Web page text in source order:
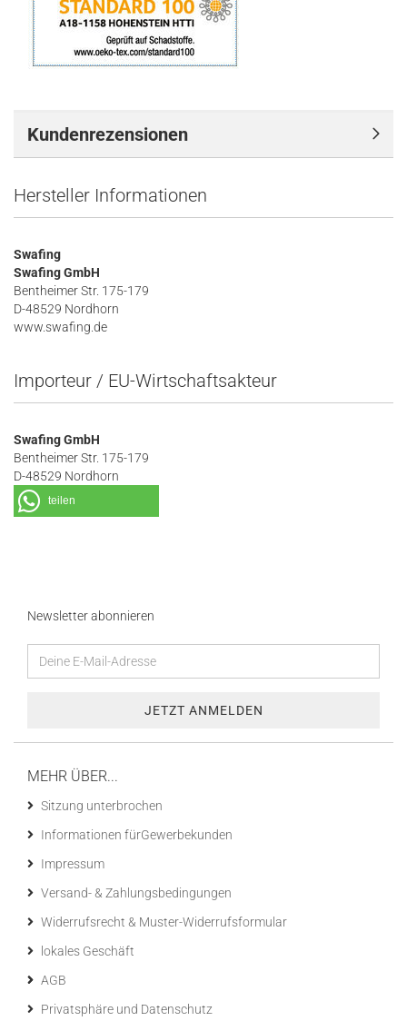
Kundenrezensionen
Hersteller Informationen
Swafing
Swafing GmbH
Bentheimer Str. 175-179
D-48529 Nordhorn
www.swafing.de
Importeur / EU-Wirtschaftsakteur
Swafing GmbH
Bentheimer Str. 175-179
D-48529 Nordhorn
teilen
Newsletter abonnieren
MEHR ÜBER...
Sitzung unterbrochen
Informationen fürGewerbekunden
Impressum
Versand- & Zahlungsbedingungen
Widerrufsrecht & Muster-Widerrufsformular
lokales Geschäft
AGB
Privatsphäre und Datenschutz